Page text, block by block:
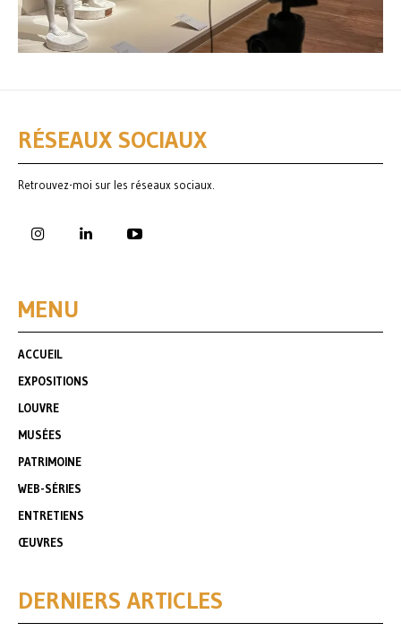
RÉSEAUX SOCIAUX
Retrouvez-moi sur les réseaux sociaux.
MENU
ACCUEIL
EXPOSITIONS
LOUVRE
MUSÉES
PATRIMOINE
WEB-SÉRIES
ENTRETIENS
ŒUVRES
DERNIERS ARTICLES